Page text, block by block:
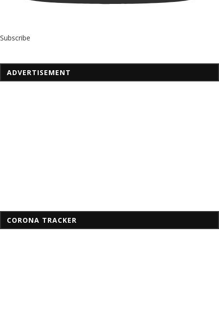
Subscribe
ADVERTISEMENT
CORONA TRACKER